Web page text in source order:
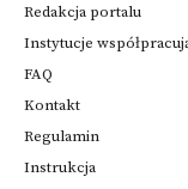
Redakcja portalu
Instytucje
FAQ
Kontakt
Regulamin
Instrukcja